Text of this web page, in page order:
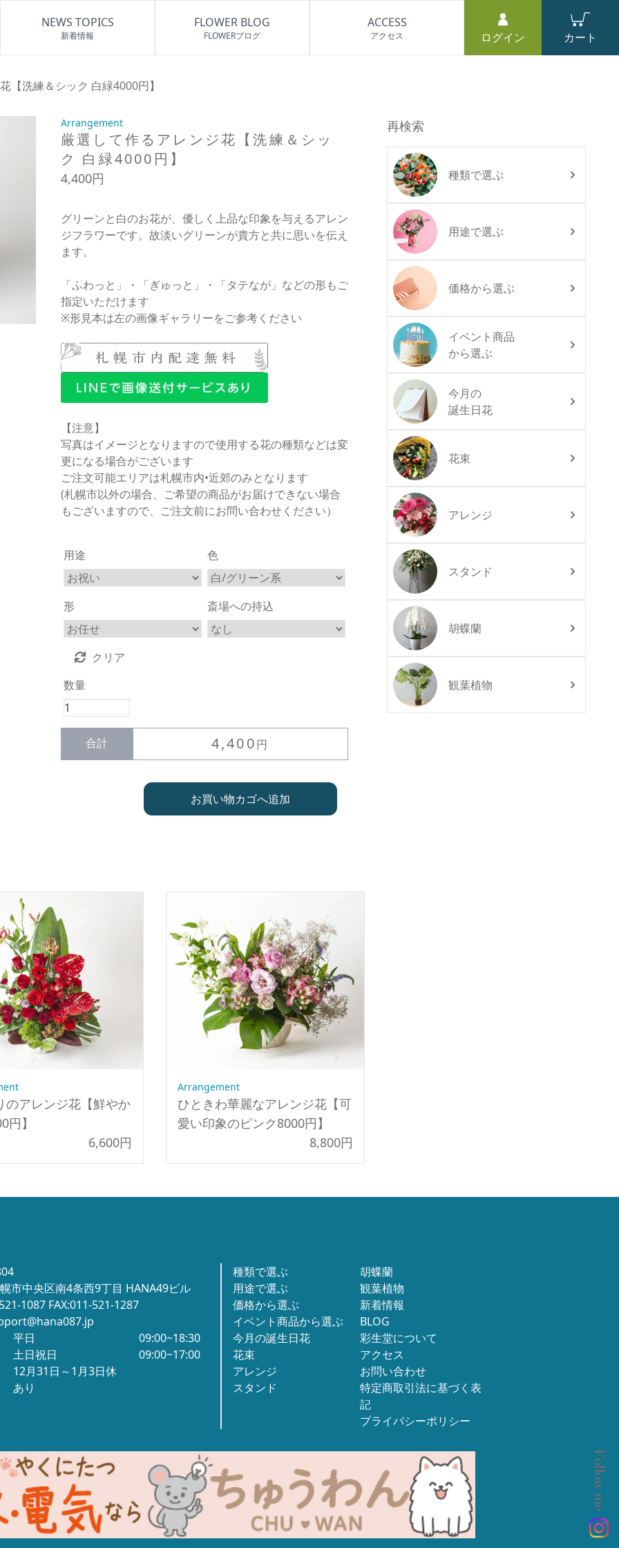
NEWS TOPICS
新着情報
FLOWER BLOG
FLOWERブログ
ACCESS
アクセス ログイン カート
【洗練＆シック 白緑4000円】
Arrangement
厳選して作るアレンジ花【洗練＆シッ
ク 白緑4000円】
4,400円
グリーンと白のお花が、優しく上品な印象を与えるアレン
ジフラワーです。故淡いグリーンが貴方と共に思いを伝え
ます。
「ふわっと」・「ぎゅっと」・「タテなが」などの形もご
指定いただけます
※形見本は左の画像ギャラリーをご参考ください
【注意】
写真はイメージとなりますので使用する花の種類などは変
更になる場合がございます
ご注文可能エリアは札幌市内•近郊のみとなります
(札幌市以外の場合、ご希望の商品がお届けできない場合
もございますので、ご注文前にお問い合わせください）
用途 色
形 斎場への持込
クリア
数量
厳
選
シ
ッ
ク
白
緑
4000
円】
個
合計 4,400円
お買い物カゴへ追加
のアレンジ花【鮮やか
円】
6,600円
Arrangement
ひときわ華麗なアレンジ花【可
愛い印象のピンク8000円】
8,800円
再検索
種類で選ぶ
用途で選ぶ
価格から選ぶ
イベント商品
から選ぶ
今月の
誕生日花
花束
アレンジ
スタンド
胡蝶蘭
観葉植物
市中央区南4条西9丁目 HANA49ビル
1087 FAX:011-521-1287
平日
09:00~18:30
土日祝日
09:00~17:00
12月31日～1月3日休
あり
種類で選ぶ
用途で選ぶ
価格から選ぶ
イベント商品から選ぶ
今月の誕生日花
花束
アレンジ
スタンド
胡蝶蘭
観葉植物
新着情報
BLOG
彩生堂について
アクセス
お問い合わせ
特定商取引法に基づく表
記
プライバシーポリシー